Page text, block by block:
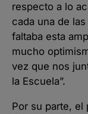
respecto a lo
cada una de
faltaba esta
mucho
vez que nos
la Escuela”.
Por su parte, el